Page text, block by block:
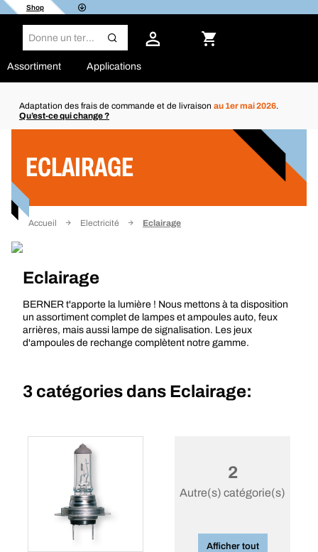
Shop
Assortiment Applications
Adaptation des frais de commande et de livraison au 1er mai 2026.
Qu’est-ce qui change ?
ECLAIRAGE
Accueil Electricité Eclairage
Eclairage
BERNER t'apporte la lumière ! Nous mettons à ta disposition
un assortiment complet de lampes et ampoules auto, feux
arrières, mais aussi lampe de signalisation. Les jeux
d'ampoules de rechange complètent notre gamme.
3 catégories dans Eclairage:
2
Autre(s) catégorie(s)
Afficher tout